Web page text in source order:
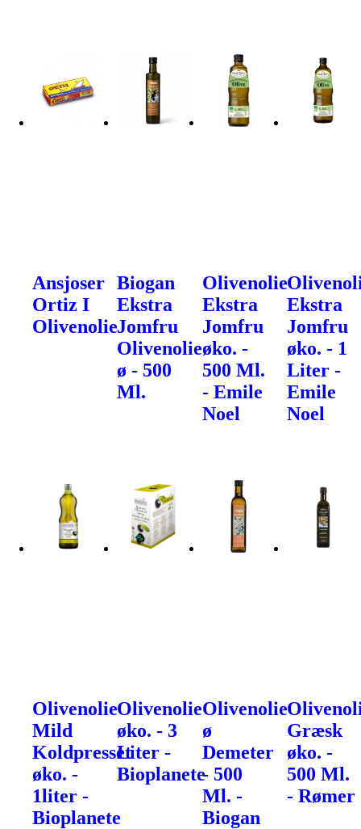
Ansjoser
Ortiz I
Olivenolie
Biogan
Ekstra
Jomfru
Olivenolie
ø - 500
Ml.
Olivenolie
Ekstra
Jomfru
øko. -
500 Ml.
- Emile
Noel
Ekstra
Jomfru
øko. - 1
Liter -
Emile
Noel
Olivenolie
Mild
Koldpresset
øko. -
1liter -
Bioplanete
Olivenolie
øko. - 3
Liter -
Bioplanete
Olivenolie
ø
Demeter
- 500
Ml. -
Biogan
Græsk
øko. -
500 Ml.
- Rømer